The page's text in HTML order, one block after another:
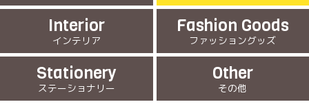
Interior
インテリア
Fashion Goods
ファッショングッズ
Stationery
ステーショナリー
Other
その他